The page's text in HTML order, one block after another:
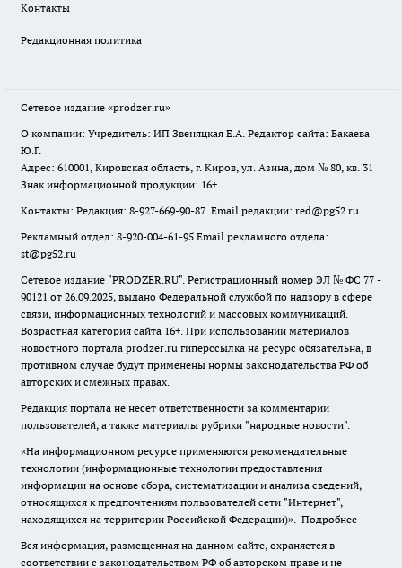
Контакты
Редакционная политика
Сетевое издание «prodzer.ru»
О компании: Учредитель: ИП Звеняцкая Е.А. Редактор сайта: Бакаева
Ю.Г.
Адрес: 610001, Кировская область, г. Киров, ул. Азина, дом № 80, кв. 31
Знак информационной продукции: 16+
Контакты: Редакция: 8-927-669-90-87 Email редакции: red@pg52.ru
Рекламный отдел: 8-920-004-61-95 Email рекламного отдела:
st@pg52.ru
Сетевое издание "PRODZER.RU". Регистрационный номер ЭЛ № ФС 77 -
90121 от 26.09.2025, выдано Федеральной службой по надзору в сфере
связи, информационных технологий и массовых коммуникаций.
Возрастная категория сайта 16+. При использовании материалов
новостного портала prodzer.ru гиперссылка на ресурс обязательна, в
противном случае будут применены нормы законодательства РФ об
авторских и смежных правах.
Редакция портала не несет ответственности за комментарии
пользователей, а также материалы рубрики "народные новости".
«На информационном ресурсе применяются рекомендательные
технологии (информационные технологии предоставления
информации на основе сбора, систематизации и анализа сведений,
относящихся к предпочтениям пользователей сети "Интернет",
находящихся на территории Российской Федерации)». Подробнее
Вся информация, размещенная на данном сайте, охраняется в
соответствии с законодательством РФ об авторском праве и не